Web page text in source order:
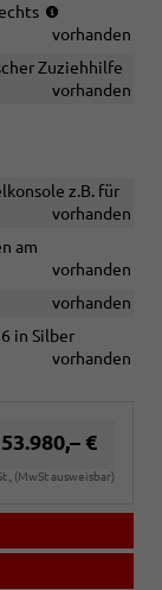
mit
[4EU]
Ausstellfender
im
in
mit
[4DU]
Fahrgastraum
vorn
vorhanden
Zuziehhilfe
vorhanden
z.B. für
vorhanden
am
vorhanden
vorhanden
in Silber
vorhanden
53.980,– €
(MwSt ausweisbar)